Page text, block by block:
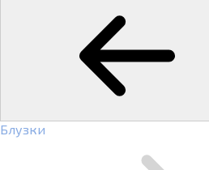
Блузки